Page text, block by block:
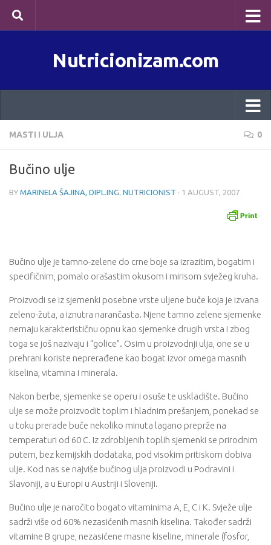
Skip to content
Nutricionizam.com
MASTI I ULJA 0
Bučino ulje
BY MARINELA ŠAJINA, DIPL.ING. NUTRICIONIST · 1 AUGUST, 2007
Bučino ulje je tamno-zelene do crne boje sa izrazitim, bogatim i
specifičnim, pomalo orašastim okusom i mirisom svježeg kruha.
Proizvodi se iz sjemenki posebne vrste uljene buče koja je izvana
zeleno-žuta, a iznutra narančasta. Njene tamno zelene sjemenke
nemaju karakterističnu opnu kao sjemenke drugih vrsta i zbog
toga se još nazivaju i “golice”. Osim u proizvodnji ulja, one se u
prehrani koriste neprerađene kao bogat izvor omega masnih
kiselina, vitamina i minerala.
Nakon berbe, sjemenke se operu i osuše te uskladište. Bučino
ulje se može proizvodit toplim i hladnim prešanjem, ponekad se
u toku prerade buče nekoliko minuta lagano preprže na
temperaturi od 60 C. Iz zdrobljenih toplih sjemenki se prirodnim
putem, bez kemijskih dodataka, pod visokim pritiskom dobiva
ulje. Kod nas se najviše bučinog ulja proizvodi u Podravini i
Slavoniji, a u Europi u Austriji i Sloveniji.
Bučino ulje je naročito bogato vitaminima A, E, C i K. Svježe ulje
sadrži više od 60% nezasićenih masnih kiselina. Također sadrži
vitamine B grupe, nezasićene masne kiseline, minerale (fosfor,